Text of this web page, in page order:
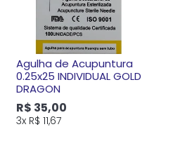
Agulha de Acupuntura
0.25x25 INDIVIDUAL GOLD
DRAGON
R$ 35,00
3x R$ 11,67